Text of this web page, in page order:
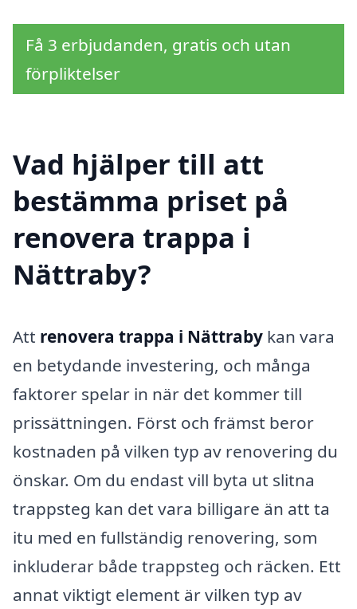
Få 3 erbjudanden, gratis och utan
förpliktelser
Vad hjälper till att
bestämma priset på
renovera trappa i
Nättraby?
Att renovera trappa i Nättraby kan vara
en betydande investering, och många
faktorer spelar in när det kommer till
prissättningen. Först och främst beror
kostnaden på vilken typ av renovering du
önskar. Om du endast vill byta ut slitna
trappsteg kan det vara billigare än att ta
itu med en fullständig renovering, som
inkluderar både trappsteg och räcken. Ett
annat viktigt element är vilken typ av